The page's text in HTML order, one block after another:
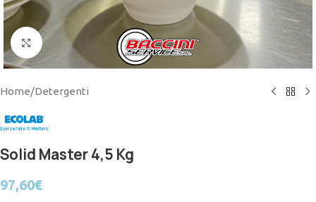
Click to enlarge
Home/Detergenti
Solid Master 4,5 Kg
97,60€